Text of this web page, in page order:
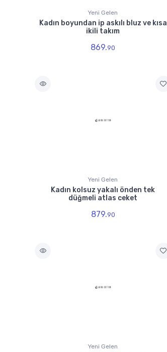
Yeni Gelen
Kadın boyundan ip askılı bluz ve kısa
ikili takım
869.90
Yeni Gelen
Kadın kolsuz yakalı önden tek
düğmeli atlas ceket
879.90
Yeni Gelen